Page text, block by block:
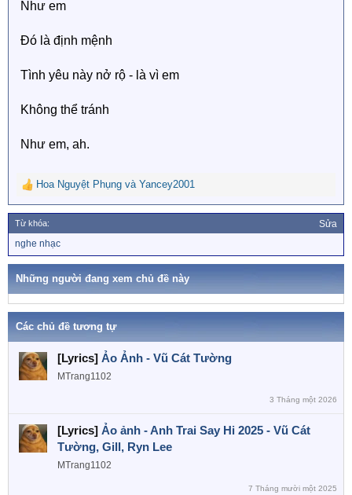
Như em
Đó là định mệnh
Tình yêu này nở rộ - là vì em
Không thể tránh
Như em, ah.
R
e
a
c
t
o
s
Hoa Nguyệt Phụng và Yancey2001
Từ khóa: Sửa
ừ
k
nghe nhạc
Những người đang xem chủ đề này
Các chủ đề tương tự
[Lyrics] Ảo Ảnh - Vũ Cát Tường
MTrang1102
3 Tháng một 2026
[Lyrics] Ảo ảnh - Anh Trai Say Hi 2025 - Vũ Cát
Tường, Gill, Ryn Lee
MTrang1102
7 Tháng mười một 2025